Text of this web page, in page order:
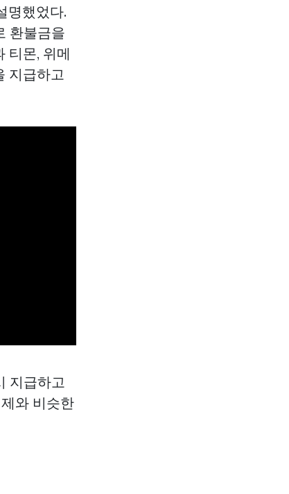
명했었다.
환불금을
티몬, 위메
지급하고
지급하고
와 비슷한